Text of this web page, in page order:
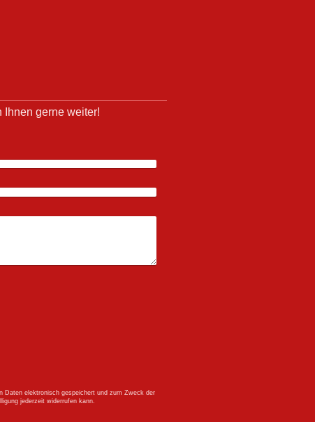
Ihnen gerne weiter!
Daten elektronisch gespeichert und zum Zweck der
jederzeit widerrufen kann.